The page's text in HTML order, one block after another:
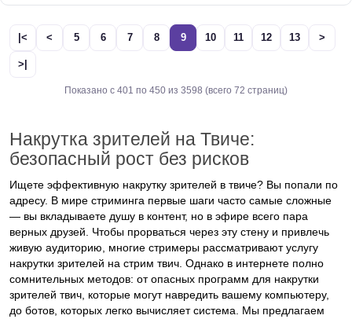
|< < 5 6 7 8 9 10 11 12 13 >
>|
Показано с 401 по 450 из 3598 (всего 72 страниц)
Накрутка зрителей на Твиче:
безопасный рост без рисков
Ищете эффективную накрутку зрителей в твиче? Вы попали по
адресу. В мире стриминга первые шаги часто самые сложные
— вы вкладываете душу в контент, но в эфире всего пара
верных друзей. Чтобы прорваться через эту стену и привлечь
живую аудиторию, многие стримеры рассматривают услугу
накрутки зрителей на стрим твич. Однако в интернете полно
сомнительных методов: от опасных программ для накрутки
зрителей твич, которые могут навредить вашему компьютеру,
до ботов, которых легко вычисляет система. Мы предлагаем